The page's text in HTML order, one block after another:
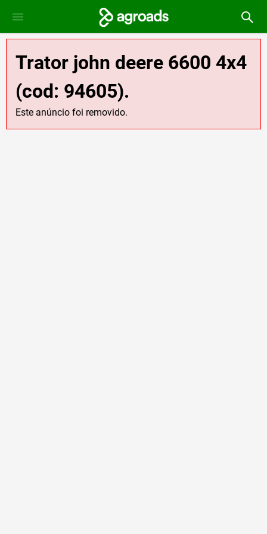
Trator john deere 6600 4x4
(cod: 94605).
Este anúncio foi removido.